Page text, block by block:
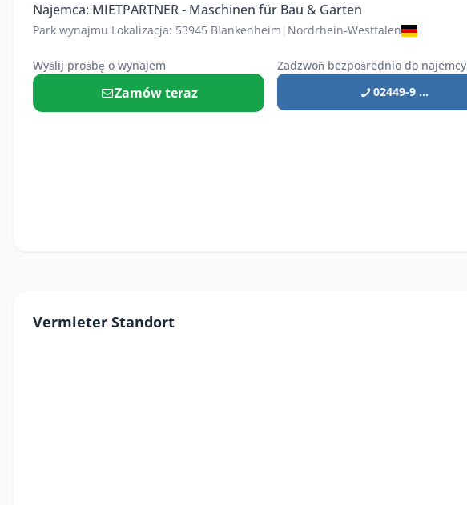
Najemca: MIETPARTNER - Maschinen für Bau & Garten
Park wynajmu Lokalizacja: 53945 Blankenheim | Nordrhein-Westfalen
Wyślij prośbę o wynajem
Zamów teraz
Zadzwoń bezpośrednio do najemcy
02449-9 ...
Vermieter Standort